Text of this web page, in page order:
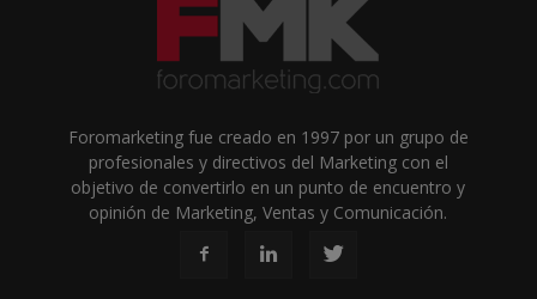
Foromarketing fue creado en 1997 por un grupo de
profesionales y directivos del Marketing con el
objetivo de convertirlo en un punto de encuentro y
opinión de Marketing, Ventas y Comunicación.